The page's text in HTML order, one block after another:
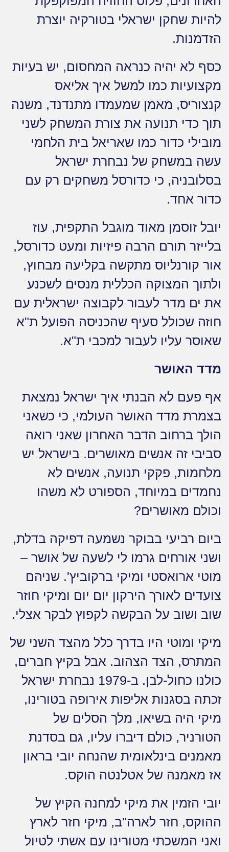
להיות שחקן ישראלי בטורקיה יוצרת
הזדמנות.
כסף לא יהיה כנראה המחסום, יש בעיות
מקצועיות כמו למשל איך אליאס
קנצוריס, מאמן שמעמדו מתנדנד, משנה
תוך כדי תנועה את צורת המשחק לשני
מובילי כדור כמו שאריאל בית הלחמי
עשה במשחק של נבחרת ישראל
בסלובניה, כי כדורסל משחקים רק עם
כדור אחד.
יובל זוסמן מאוד מוגבל התקפית, עוז
בלייזר תורם הרבה פיזיות ומעט כדורסל,
אור קורנליוס מתקשה בקליעה מבחוץ,
ולתוך המצוקה הכללית מנסים לשכנע
את ים מדר לעבור לקבוצה ישראלית עם
חוזה שכולל סעיף שהכניסה הפועל ת"א
שאוסר עליו לעבור למכבי ת"א.
מדד האושר
אף פעם לא הבנתי איך ישראל נמצאת
בצמרת מדד האושר העולמי, כי כשאני
הולך ברחוב הדבר האחרון שאני רואה
סביבי זה אנשים מאושרים. בישראל יש
מלחמות, פקקי תנועה, אנשים לא
נחמדים במיוחד, הספורט לא משהו
וכולם מאושרים?
ביום רביעי בבוקר נשמעה דפיקה בדלת,
ושני אורחים גרמו לי לשעה של אושר –
מוטי ארואסטי ומיקי ברקוביץ'. שניהם
צועדים לאורך הירקון יום יום ומיקי חוזר
שוב ושוב על הבקשה לקפוץ לבקר אצלי.
מיקי ומוטי היו בדרך כלל מהצד השני של
המתרס, הצד הצהוב. אבל בקיץ חברים,
כולנו כחול-לבן. ב-1979 נבחרת ישראל
זכתה בסגנות אליפות אירופה בטורינו,
מיקי היה בשיאו, מלך הסלים של
הטורניר, כולם דיברו עליו, גם בסדנת
מאמנים בינלאומית שהנחה יובי בראון
אז מאמנה של אטלנטה הוקס.
יובי הזמין את מיקי למחנה הקיץ של
ההוקס, חזר לארה"ב, מיקי חזר לארץ
ואני המשכתי מטורינו עם אשתי לטיול